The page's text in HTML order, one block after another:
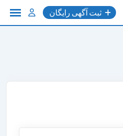
ثبت آگهی رایگان